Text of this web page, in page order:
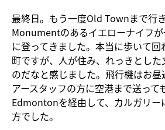
最終日。もう一度Old Townまで行
Monumentのあるイエローナイフ
に登ってきました。本当に歩いて
町ですが、人が住み、れっきとし
のだなと感じました。飛行機はお
アースタッフの方に空港まで送って
Edmontonを経由して、カルガリー
方でした。